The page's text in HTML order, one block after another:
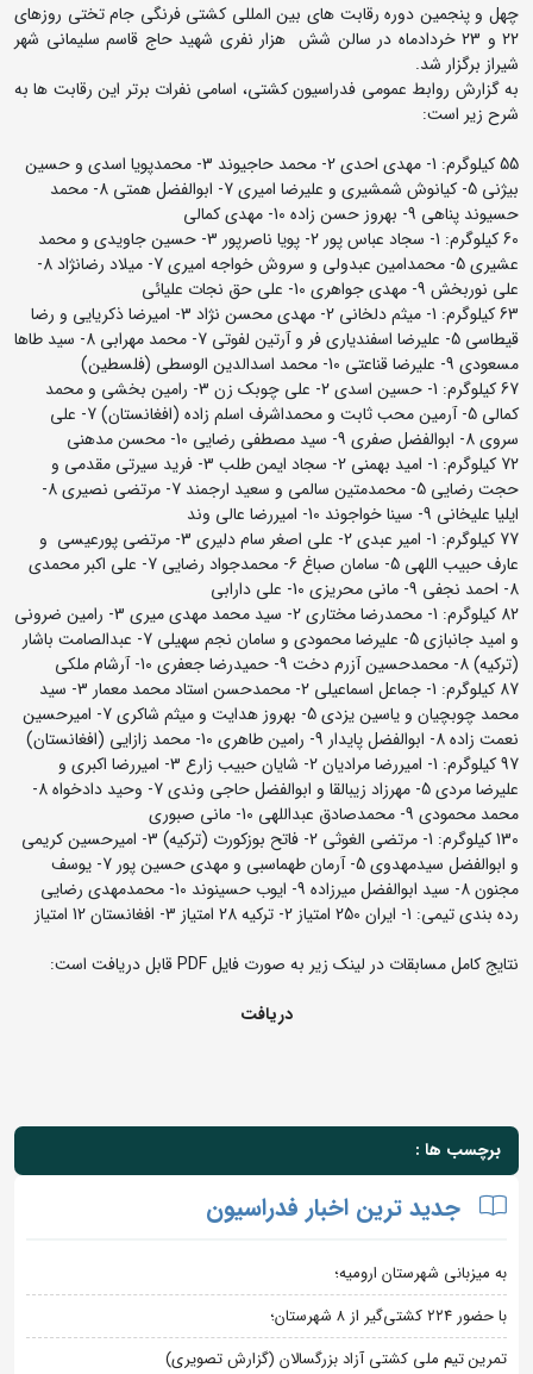
چهل و پنجمین دوره رقابت های بین المللی کشتی فرنگی جام تختی روزهای
22 و 23 خردادماه در سالن شش هزار نفری شهید حاج قاسم سلیمانی شهر
شیراز برگزار شد.
به گزارش روابط عمومی فدراسیون کشتی، اسامی نفرات برتر این رقابت ها به
شرح زیر است:
55 کیلوگرم: 1- مهدی احدی 2- محمد حاجیوند 3- محمدپویا اسدی و حسین
بیژنی 5- کیانوش شمشیری و علیرضا امیری 7- ابوالفضل همتی 8- محمد
حسیوند پناهی 9- بهروز حسن زاده 10- مهدی کمالی
60 کیلوگرم: 1- سجاد عباس پور 2- پویا ناصرپور 3- حسین جاویدی و محمد
عشیری 5- محمدامین عبدولی و سروش خواجه امیری 7- میلاد رضانژاد 8-
علی نوربخش 9- مهدی جواهری 10- علی حق نجات علیائی
63 کیلوگرم: 1- میثم دلخانی 2- مهدی محسن نژاد 3- امیرضا ذکریایی و رضا
قیطاسی 5- علیرضا اسفندیاری فر و آرتین لفوتی 7- محمد مهرابی 8- سید طاها
مسعودی 9- علیرضا قناعتی 10- محمد اسدالدین الوسطی (فلسطین)
67 کیلوگرم: 1- حسین اسدی 2- علی چوبک زن 3- رامین بخشی و محمد
کمالی 5- آرمین محب ثابت و محمداشرف اسلم زاده (افغانستان) 7- علی
سروی 8- ابوالفضل صفری 9- سید مصطفی رضایی 10- محسن مدهنی
72 کیلوگرم: 1- امید بهمنی 2- سجاد ایمن طلب 3- فرید سیرتی مقدمی و
حجت رضایی 5- محمدمتین سالمی و سعید ارجمند 7- مرتضی نصیری 8-
ایلیا علیخانی 9- سینا خواجوند 10- امیررضا عالی وند
77 کیلوگرم: 1- امیر عبدی 2- علی اصغر سام دلیری 3- مرتضی پورعیسی و
عارف حبیب اللهی 5- سامان صباغ 6- محمدجواد رضایی 7- علی اکبر محمدی
8- احمد نجفی 9- مانی محریزی 10- علی دارابی
82 کیلوگرم: 1- محمدرضا مختاری 2- سید محمد مهدی میری 3- رامین ضرونی
و امید جانبازی 5- علیرضا محمودی و سامان نجم سهیلی 7- عبدالصامت باشار
(ترکیه) 8- محمدحسین آزرم دخت 9- حمیدرضا جعفری 10- آرشام ملکی
87 کیلوگرم: 1- جماعل اسماعیلی 2- محمدحسن استاد محمد معمار 3- سید
محمد چوبچیان و یاسین یزدی 5- بهروز هدایت و میثم شاکری 7- امیرحسین
نعمت زاده 8- ابوالفضل پایدار 9- رامین طاهری 10- محمد زازایی (افغانستان)
97 کیلوگرم: 1- امیررضا مرادیان 2- شایان حبیب زارع 3- امیررضا اکبری و
علیرضا مردی 5- مهرزاد زیبالقا و ابوالفضل حاجی وندی 7- وحید دادخواه 8-
محمد محمودی 9- محمدصادق عبداللهی 10- مانی صبوری
130 کیلوگرم: 1- مرتضی الغوثی 2- فاتح بوزکورت (ترکیه) 3- امیرحسین کریمی
و ابوالفضل سیدمهدوی 5- آرمان طهماسبی و مهدی حسین پور 7- یوسف
مجنون 8- سید ابوالفضل میرزاده 9- ایوب حسینوند 10- محمدمهدی رضایی
رده بندی تیمی: 1- ایران 250 امتیاز 2- ترکیه 28 امتیاز 3- افغانستان 12 امتیاز
نتایج کامل مسابقات در لینک زیر به صورت فایل PDF قابل دریافت است:
دریافت
برچسب ها :
جدید ترین اخبار فدراسیون
به میزبانی شهرستان ارومیه؛
با حضور ۲۲۴ کشتی‌گیر از ۸ شهرستان؛
تمرین تیم ملی کشتی آزاد بزرگسالان (گزارش تصویری)